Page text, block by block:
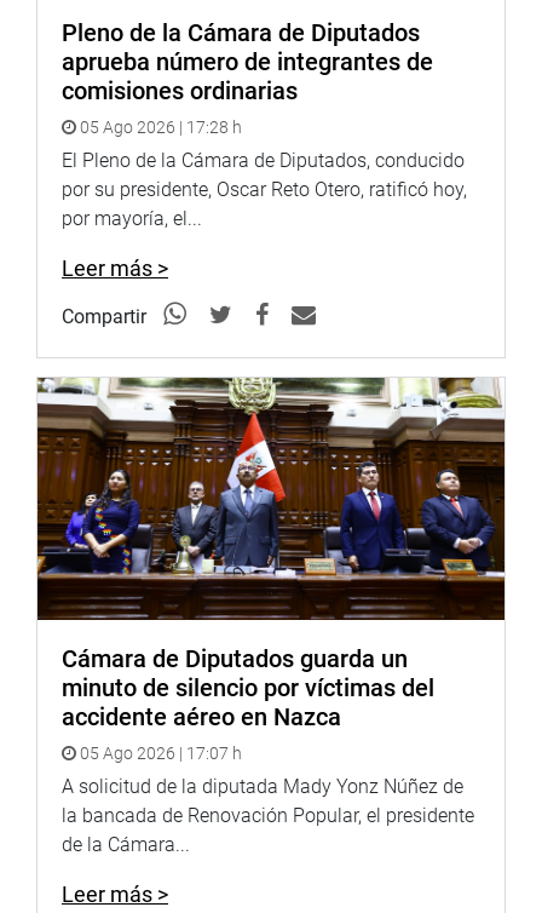
ejecución de importantes obras de carácter nacional y
regional. También se autorizó la creación de diversas
unidades ejecutoras, con cargo a los pliegos
presupuestales respectivos.
La sesión, tras aprobar los mencionados proyectos, fue
levantada a las 04:00 horas de la madrugada del sábado
PRENSA-CONGRESO
Puede encontrar más información en nuestra página web
y redes sociales.
http://www.congreso.gob.pe/
Facebook:
https://www.facebook.com/congresodelarepublicadelperu?
fref=ts
Twitter: https://twitter.com/congresoperu
Youtube: http://www.youtube.com/congresoperu
Pleno de la Cámara de Diputados
aprueba número de integrantes de
comisiones ordinarias
05 Ago 2026 | 17:28 h
El Pleno de la Cámara de Diputados, conducido
por su presidente, Oscar Reto Otero, ratificó hoy,
por mayoría, el...
Leer más >
Compartir
Cámara de Diputados guarda un
minuto de silencio por víctimas del
accidente aéreo en Nazca
05 Ago 2026 | 17:07 h
A solicitud de la diputada Mady Yonz Núñez de
la bancada de Renovación Popular, el presidente
de la Cámara...
Leer más >